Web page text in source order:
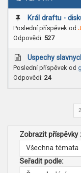
Král draftu -
Poslední příspěvek od
Odpovědi: 527
Uspechy
Poslední příspěvek od
Odpovědi: 24
Zobrazit příspěvky
Všechna témata
Seřadit podle: